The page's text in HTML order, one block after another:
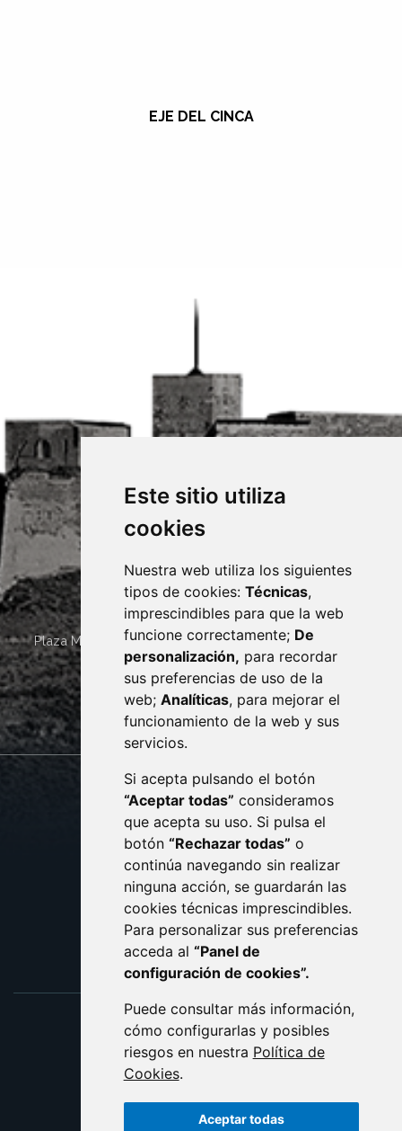
Este sitio utiliza
cookies
Nuestra web utiliza los siguientes
tipos de cookies: Técnicas,
imprescindibles para que la web
funcione correctamente; De
personalización, para recordar
sus preferencias de uso de la
web; Analíticas, para mejorar el
funcionamiento de la web y sus
servicios.
Si acepta pulsando el botón
“Aceptar todas” consideramos
que acepta su uso. Si pulsa el
botón “Rechazar todas” o
continúa navegando sin realizar
ninguna acción, se guardarán las
cookies técnicas imprescindibles.
Para personalizar sus preferencias
acceda al “Panel de
configuración de cookies”.
Puede consultar más información,
cómo configurarlas y posibles
riesgos en nuestra Política de
Cookies.
Aceptar todas
EJE DEL CINCA
Plaza Mayor 4 22400 MONZÓN - ARAGÓN (ESPAÑA)
· (34) 974 400 700 ·
sac@monzon.es
monzon.es
CONTACTO
AVISO LEGAL
PROTECCIÓN DE DATOS
POLÍTICA DE COOKIES
ACCESIBILIDAD
ENLACE EXTERNO AL